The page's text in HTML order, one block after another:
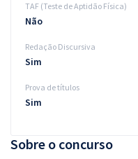
Sobre o concurso
TAF (Teste de Aptidão Física)
Não
Redação Discursiva
Sim
Prova de títulos
Sim